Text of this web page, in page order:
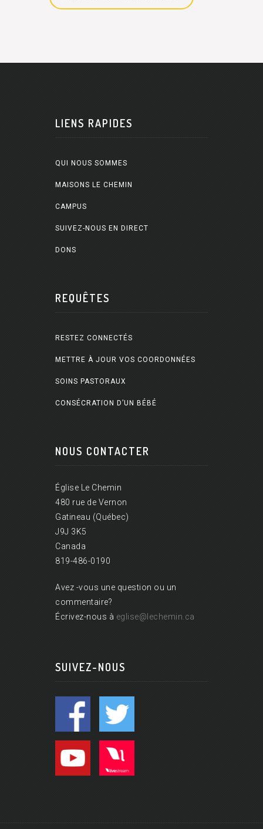
LIENS RAPIDES
QUI NOUS SOMMES
MAISONS LE CHEMIN
CAMPUS
SUIVEZ-NOUS EN DIRECT
DONS
REQUÊTES
RESTEZ CONNECTÉS
METTRE À JOUR VOS COORDONNÉES
SOINS PASTORAUX
CONSÉCRATION D’UN BÉBÉ
NOUS CONTACTER
Église Le Chemin
480 rue de Vernon
Gatineau (Québec)
J9J 3K5
Canada
819-486-0190
Avez -vous une question ou un
commentaire?
Écrivez-nous à eglise@lechemin.ca
SUIVEZ-NOUS